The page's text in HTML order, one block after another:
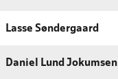
Lasse Søndergaard
Daniel Lund Jokumsen